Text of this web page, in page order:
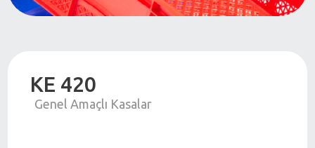
KE 420
Genel Amaçlı Kasalar